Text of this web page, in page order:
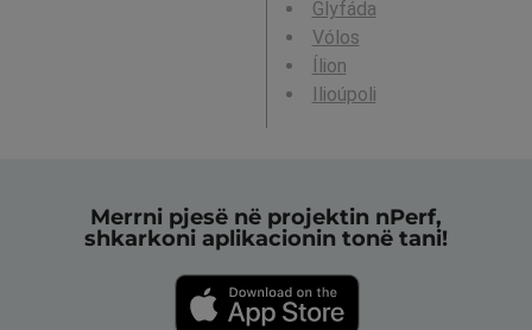
Glyfáda
Vólos
Ílion
Ilioúpoli
Merrni pjesë në projektin nPerf,
shkarkoni aplikacionin tonë tani!